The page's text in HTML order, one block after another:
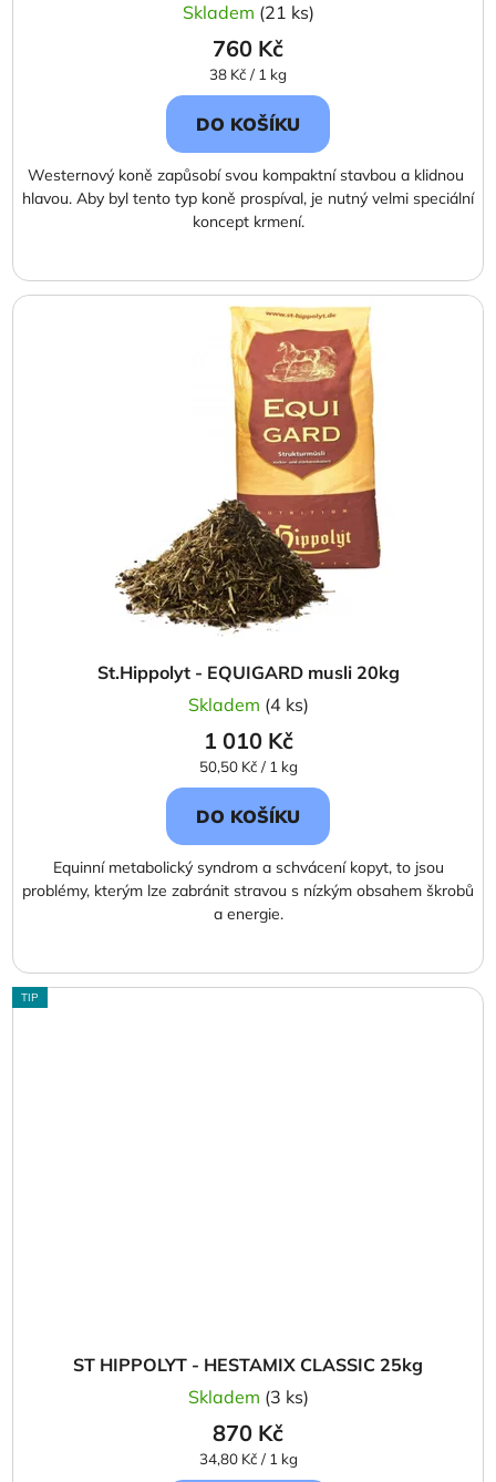
Skladem (21 ks)
760 Kč
Měrná
cena:
38 Kč / 1 kg
DO KOŠÍKU
Westernový koně zapůsobí svou kompaktní stavbou a klidnou
hlavou. Aby byl tento typ koně prospíval, je nutný velmi speciální
koncept krmení.
St.Hippolyt - EQUIGARD musli 20kg
Skladem (4 ks)
1 010 Kč
Měrná
cena:
50,50 Kč / 1 kg
DO KOŠÍKU
Equinní metabolický syndrom a schvácení kopyt, to jsou
problémy, kterým lze zabránit stravou s nízkým obsahem škrobů
a energie.
TIP
ST HIPPOLYT - HESTAMIX CLASSIC 25kg
Skladem (3 ks)
870 Kč
Měrná
cena:
34,80 Kč / 1 kg